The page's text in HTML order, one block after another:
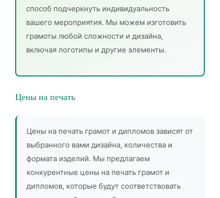
способ подчеркнуть индивидуальность
вашего мероприятия. Мы можем изготовить
грамоты любой сложности и дизайна,
включая логотипы и другие элементы.
Цены на печать
Цены на печать грамот и дипломов зависят от
выбранного вами дизайна, количества и
формата изделий. Мы предлагаем
конкурентные цены на печать грамот и
дипломов, которые будут соответствовать